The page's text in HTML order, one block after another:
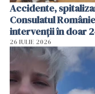
Accidente,
Consulatul
intervenții în doar
26 IULIE 2026